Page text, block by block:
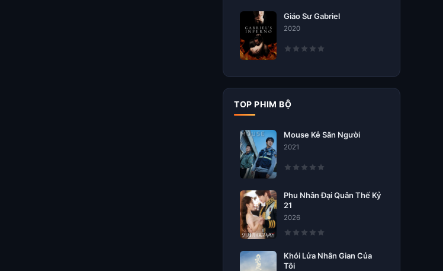
Giáo Sư Gabriel
2020
TOP PHIM BỘ
Mouse Kẻ Săn Người
2021
Phu Nhân Đại Quân Thế Kỷ
21
2026
Khói Lửa Nhân Gian Của
Tôi